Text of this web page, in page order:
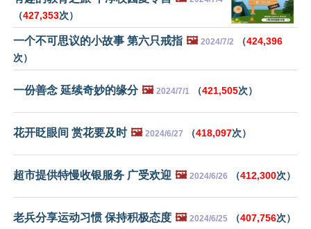
（427,353次）
一个不可思议的小故事 第六只戒指 🖼️ 2024/7/2 （424,396
次）
一份善念 延续奇妙的缘分 🖼️ 2024/7/1 （421,505次）
花开眨眼间 赏花要及时 🖼️ 2024/6/27 （418,097次）
超市提供特慢收银服务 广受欢迎 🖼️ 2024/6/26 （412,300次）
老兵分享运动习惯 保持积极态度 🖼️ 2024/6/25 （407,756次）